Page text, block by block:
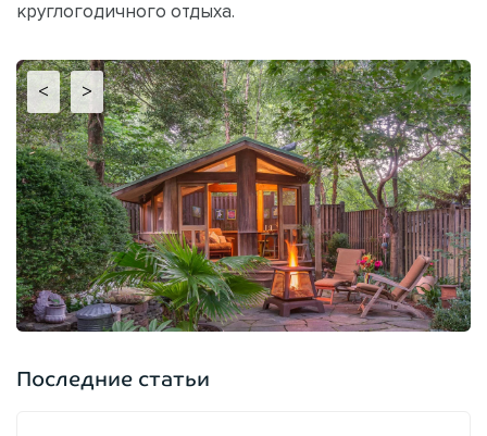
круглогодичного отдыха.
< >
Последние статьи